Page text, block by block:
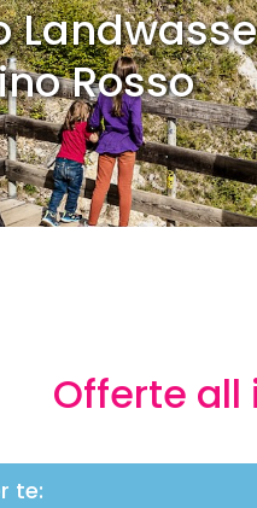
Rosso
Offerte
te: